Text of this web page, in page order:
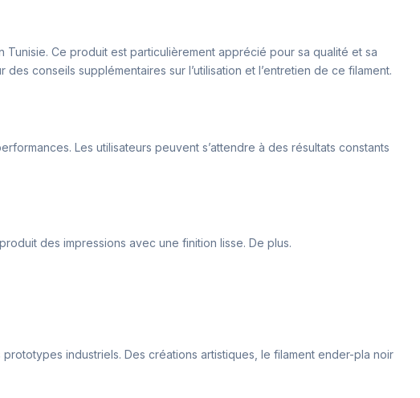
Ce produit est particulièrement apprécié pour sa qualité et sa
conseils supplémentaires sur l’utilisation et l’entretien de ce filament.
Les utilisateurs peuvent s’attendre à des résultats constants
des impressions avec une finition lisse. De plus.
industriels. Des créations artistiques, le filament ender-pla noir